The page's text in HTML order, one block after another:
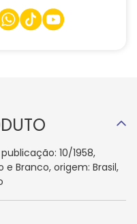
10/1958,
e Branco, origem: Brasil,